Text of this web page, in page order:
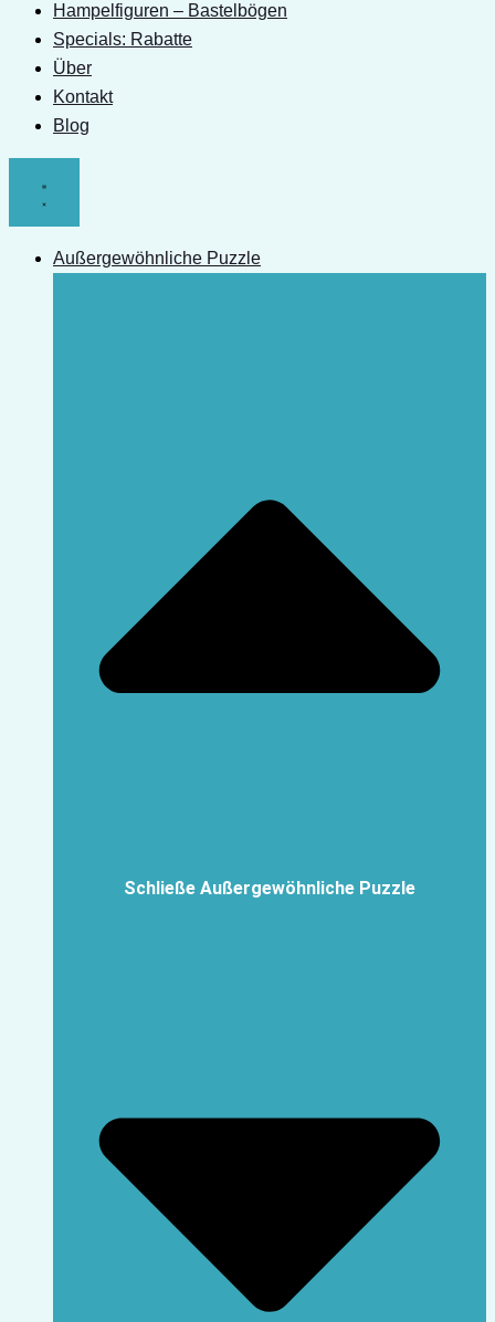
Hampelfiguren – Bastelbögen
Specials: Rabatte
Über
Kontakt
Blog
Außergewöhnliche Puzzle
Schließe Außergewöhnliche Puzzle